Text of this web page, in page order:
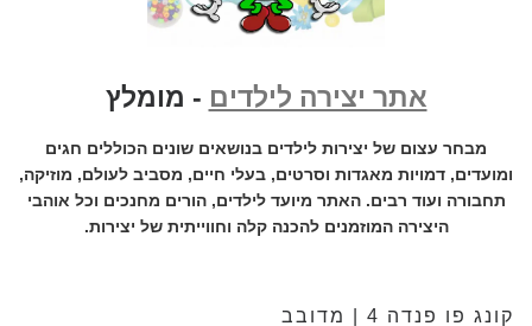
אתר יצירה לילדים - מומלץ
מבחר עצום של יצירות לילדים בנושאים שונים הכוללים חגים
ומועדים, דמויות מאגדות וסרטים, בעלי חיים, מסביב לעולם, מוזיקה,
תחבורה ועוד רבים. האתר מיועד לילדים, הורים מחנכים וכל אוהבי
היצירה המוזמנים להכנה קלה וחווייתית של יצירות.
קונג פו פנדה 4 | מדובב